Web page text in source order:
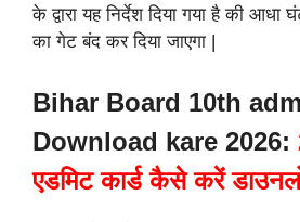
के द्वारा यह निर्देश दिया गया है की आधा
का गेट बंद कर दिया जाएगा |
Bihar Board 10th
Download kare 2026:
एडमिट कार्ड कैसे करें